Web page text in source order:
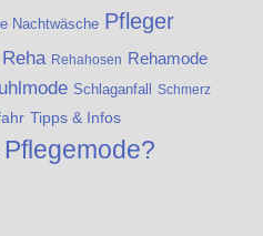
Nachtwäsche Pfleger
Reha Rehahosen Rehamode
Schlaganfall Schmerz
Tipps & Infos